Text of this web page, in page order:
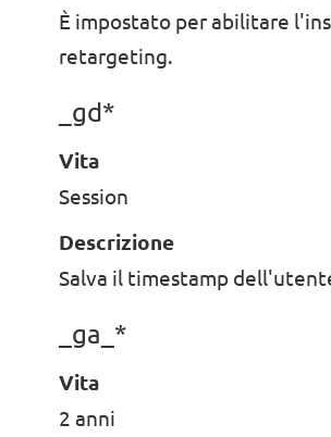
È impostato per abilitare
retargeting.
_gd*
Vita
Session
Descrizione
Salva il timestamp
_ga_*
Vita
2 anni